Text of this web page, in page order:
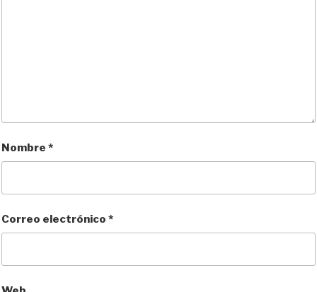
Nombre *
Correo electrónico *